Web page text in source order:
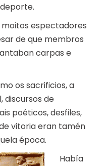
espectadores
de que membros
carpas e
os sacrificios, a
discursos de
poéticos, desfiles,
vitoria eran tamén
época.
Había